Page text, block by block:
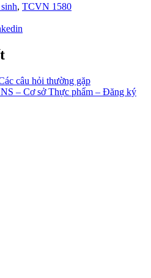
, TCVN 1580
câu hỏi thường gặp
– Cơ sở Thực phẩm – Đăng ký